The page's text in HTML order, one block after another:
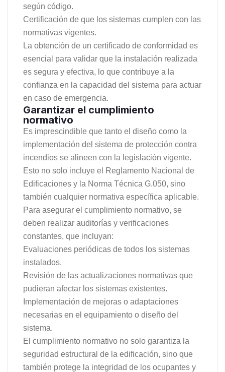
según código.
Certificación de que los sistemas cumplen con las
normativas vigentes.
La obtención de un certificado de conformidad es
esencial para validar que la instalación realizada
es segura y efectiva, lo que contribuye a la
confianza en la capacidad del sistema para actuar
en caso de emergencia.
Garantizar el cumplimiento
normativo
Es imprescindible que tanto el diseño como la
implementación del sistema de protección contra
incendios se alineen con la legislación vigente.
Esto no solo incluye el Reglamento Nacional de
Edificaciones y la Norma Técnica G.050, sino
también cualquier normativa específica aplicable.
Para asegurar el cumplimiento normativo, se
deben realizar auditorías y verificaciones
constantes, que incluyan:
Evaluaciones periódicas de todos los sistemas
instalados.
Revisión de las actualizaciones normativas que
pudieran afectar los sistemas existentes.
Implementación de mejoras o adaptaciones
necesarias en el equipamiento o diseño del
sistema.
El cumplimiento normativo no solo garantiza la
seguridad estructural de la edificación, sino que
también protege la integridad de los ocupantes y